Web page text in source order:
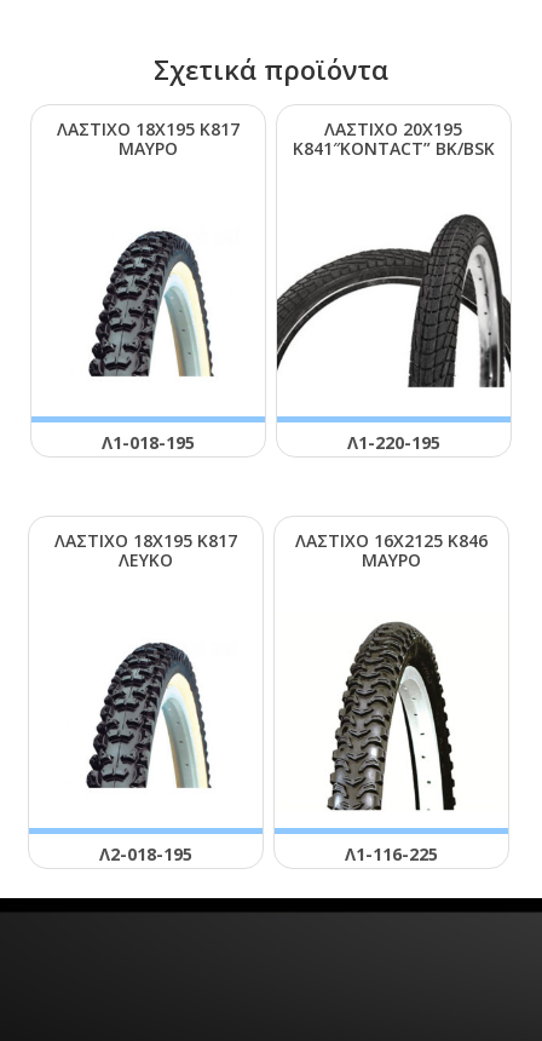
Σχετικά προϊόντα
ΛΑΣΤΙΧΟ 18Χ195 Κ817
ΜΑΥΡΟ
Λ1-018-195
ΛΑΣΤΙΧΟ 20Χ195
Κ841″ΚΟΝΤΑCΤ” ΒΚ/ΒSΚ
Λ1-220-195
ΛΑΣΤΙΧΟ 18Χ195 Κ817
ΛΕΥΚΟ
Λ2-018-195
ΛΑΣΤΙΧΟ 16Χ2125 Κ846
ΜΑΥΡΟ
Λ1-116-225